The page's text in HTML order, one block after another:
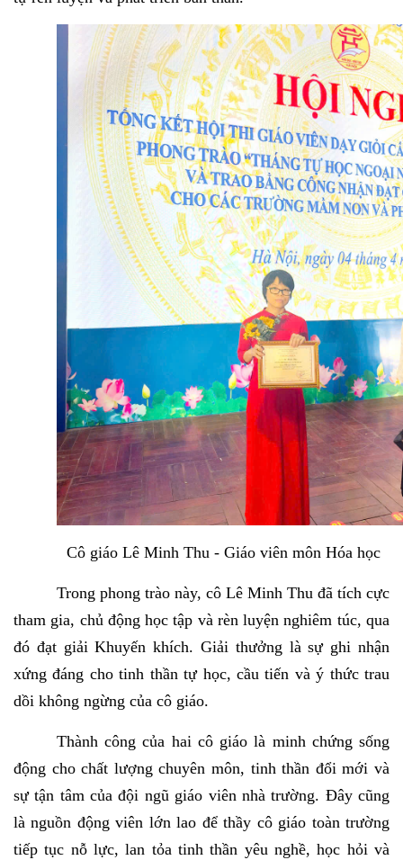
Cô giáo Lê Minh Thu - Giáo viên môn Hóa học
Trong phong trào này, cô Lê Minh Thu đã tích cực
tham gia, chủ động học tập và rèn luyện nghiêm túc, qua
đó đạt giải Khuyến khích. Giải thưởng là sự ghi nhận
xứng đáng cho tinh thần tự học, cầu tiến và ý thức trau
dồi không ngừng của cô giáo.
Thành công của hai cô giáo là minh chứng sống
động cho chất lượng chuyên môn, tinh thần đổi mới và
sự tận tâm của đội ngũ giáo viên nhà trường. Đây cũng
là nguồn động viên lớn lao để thầy cô giáo toàn trường
tiếp tục nỗ lực, lan tỏa tinh thần yêu nghề, học hỏi và